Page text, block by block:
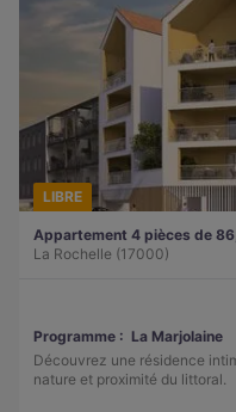
LIBRE
Appartement 4 pièces de
La Rochelle (17000)
Programme : La Marjolaine
Découvrez une résidence
nature et proximité du littoral.